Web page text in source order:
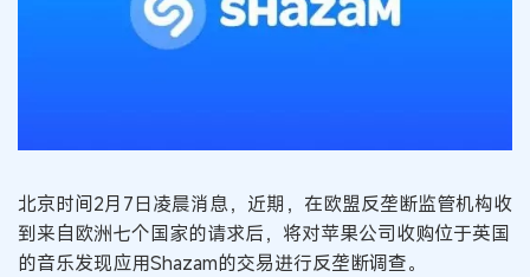
北京时间2月7日凌晨消息，近期，在欧盟反垄断监管机构收
到来自欧洲七个国家的请求后，将对苹果公司收购位于英国
的音乐发现应用Shazam的交易进行反垄断调查。